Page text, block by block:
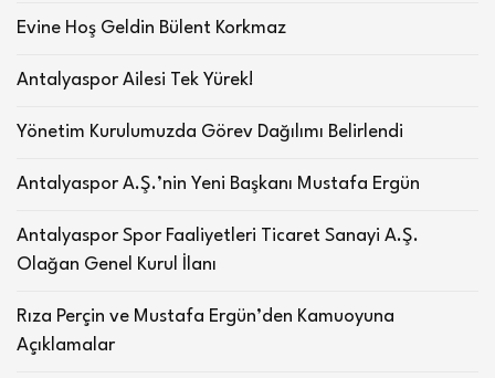
Evine Hoş Geldin Bülent Korkmaz
Antalyaspor Ailesi Tek Yürek!
Yönetim Kurulumuzda Görev Dağılımı Belirlendi
Antalyaspor A.Ş.’nin Yeni Başkanı Mustafa Ergün
Antalyaspor Spor Faaliyetleri Ticaret Sanayi A.Ş.
Olağan Genel Kurul İlanı
Rıza Perçin ve Mustafa Ergün’den Kamuoyuna
Açıklamalar